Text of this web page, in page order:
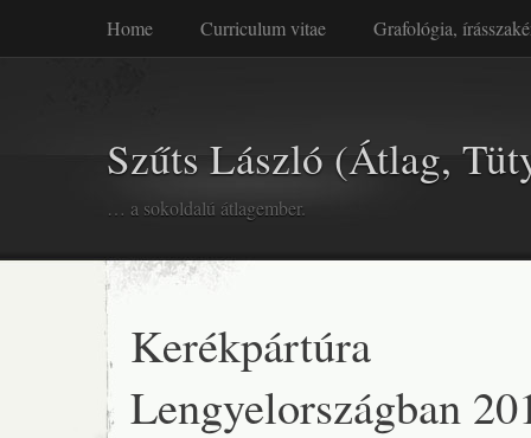
Home Curriculum vitae Grafológia,
… a sokoldalú átlagember.
Szűts László (Átlag,
Kerékpártúra
Lengyelországban